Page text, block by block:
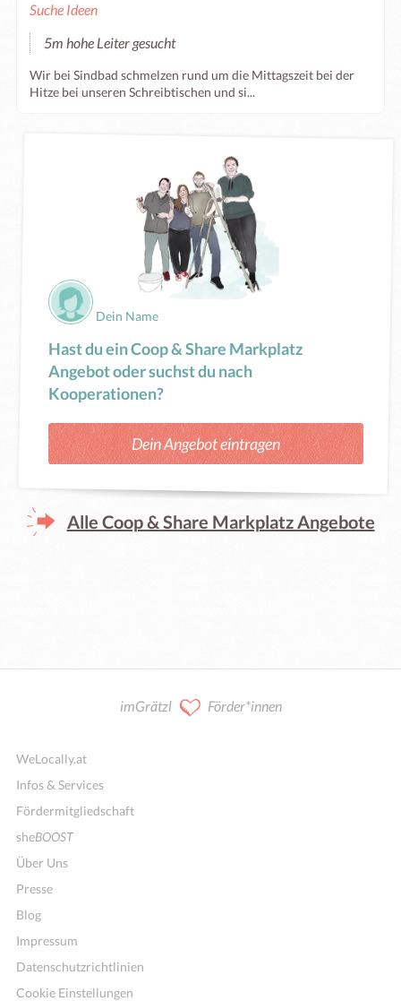
Suche Ideen
5m hohe Leiter gesucht
Wir bei Sindbad schmelzen rund um die Mittagszeit bei der
Hitze bei unseren Schreibtischen und si...
Dein Name
Hast du ein Coop & Share Markplatz
Angebot oder suchst du nach
Kooperationen?
Dein Angebot eintragen
Alle Coop & Share Markplatz Angebote
imGrätzl Förder*innen
WeLocally.at
Infos & Services
Fördermitgliedschaft
sheBOOST
Über Uns
Presse
Blog
Impressum
Datenschutzrichtlinien
Cookie Einstellungen